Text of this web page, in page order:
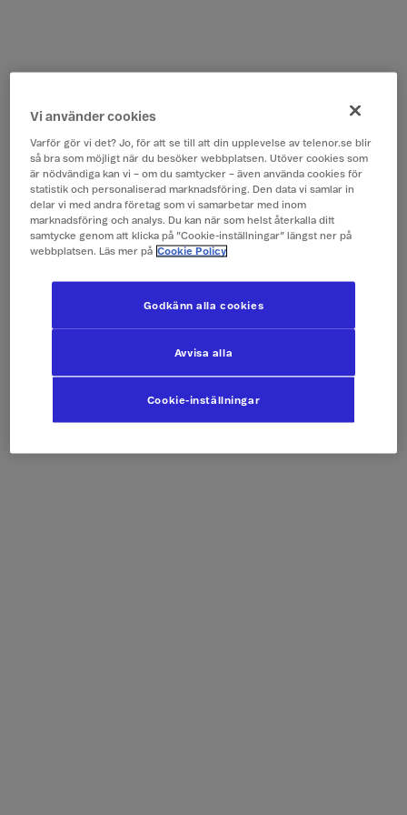
Vi använder cookies
Varför gör vi det? Jo, för att se till att din upplevelse av telenor.se blir
så bra som möjligt när du besöker webbplatsen. Utöver cookies som
är nödvändiga kan vi – om du samtycker – även använda cookies för
statistik och personaliserad marknadsföring. Den data vi samlar in
delar vi med andra företag som vi samarbetar med inom
marknadsföring och analys. Du kan när som helst återkalla ditt
samtycke genom att klicka på ”Cookie-inställningar” längst ner på
webbplatsen. Läs mer på Cookie Policy
Cookie-inställningar
Avvisa alla
Godkänn alla cookies